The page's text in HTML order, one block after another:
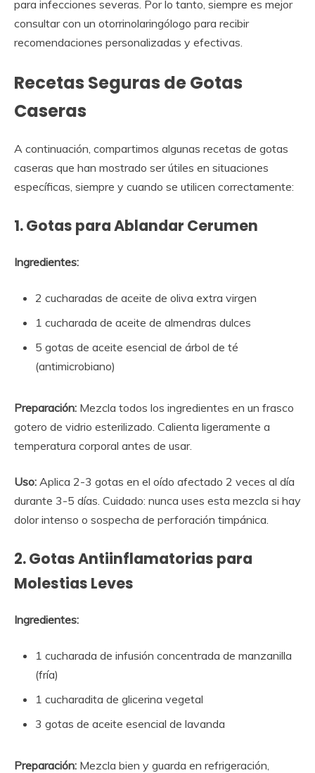
para infecciones severas. Por lo tanto, siempre es mejor
consultar con un otorrinolaringólogo para recibir
recomendaciones personalizadas y efectivas.
Recetas Seguras de Gotas
Caseras
A continuación, compartimos algunas recetas de gotas
caseras que han mostrado ser útiles en situaciones
específicas, siempre y cuando se utilicen correctamente:
1. Gotas para Ablandar Cerumen
Ingredientes:
2 cucharadas de aceite de oliva extra virgen
1 cucharada de aceite de almendras dulces
5 gotas de aceite esencial de árbol de té
(antimicrobiano)
Preparación: Mezcla todos los ingredientes en un frasco
gotero de vidrio esterilizado. Calienta ligeramente a
temperatura corporal antes de usar.
Uso: Aplica 2-3 gotas en el oído afectado 2 veces al día
durante 3-5 días. Cuidado: nunca uses esta mezcla si hay
dolor intenso o sospecha de perforación timpánica.
2. Gotas Antiinflamatorias para
Molestias Leves
Ingredientes:
1 cucharada de infusión concentrada de manzanilla
(fría)
1 cucharadita de glicerina vegetal
3 gotas de aceite esencial de lavanda
Preparación: Mezcla bien y guarda en refrigeración,